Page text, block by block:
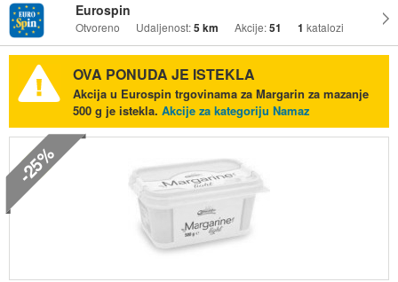
Eurospin
Otvoreno Udaljenost:5 km Akcije:51 1 katalozi
OVA PONUDA JE ISTEKLA
Akcija u Eurospin trgovinama za Margarin za mazanje
500 g je istekla. Akcije za kategoriju Namaz
-25%